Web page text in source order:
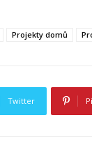
Projekty domů
Twitter